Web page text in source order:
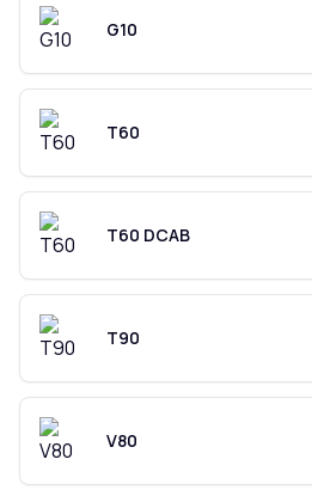
G10
T60
T60 DCAB
T90
V80